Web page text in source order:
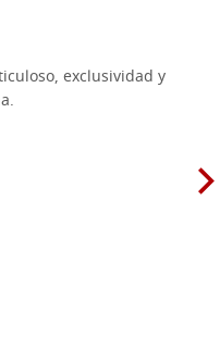
exclusividad y